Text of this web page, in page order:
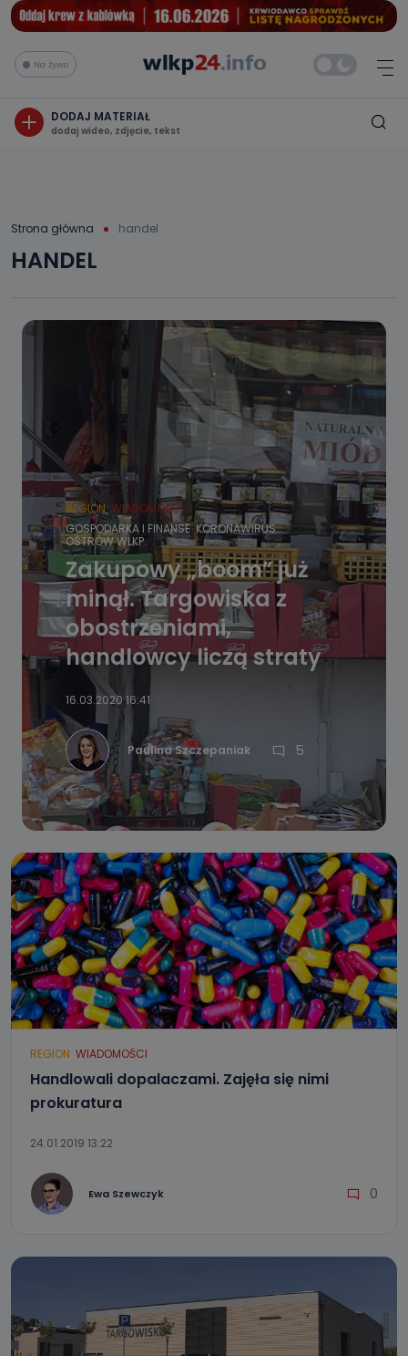
Na żywo
DODAJ MATERIAŁ
dodaj wideo, zdjęcie, tekst
Strona główna handel
HANDEL
REGION WIADOMOŚCI
GOSPODARKA I FINANSE KORONAWIRUS
OSTRÓW WLKP.
Zakupowy „boom” już
minął. Targowiska z
obostrzeniami,
handlowcy liczą straty
16.03.2020 16:41
Paulina Szczepaniak 5
REGION WIADOMOŚCI
Handlowali dopalaczami. Zajęła się nimi
prokuratura
24.01.2019 13:22
Ewa Szewczyk 0